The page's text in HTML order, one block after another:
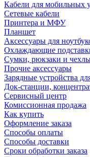
Кабели для мобильных
Сетевые кабели
Принтера и МФУ
Планшет
Аксессуары для
Охлаждающие
Сумки, рюкзаки и
Прочие аксессуары
Зарядные устройства
Док-станции,
Сервисный центр
Комиссионная продажа
Как купить
Оформление заказа
Способы оплаты
Способы доставки
Сроки обработки заказа